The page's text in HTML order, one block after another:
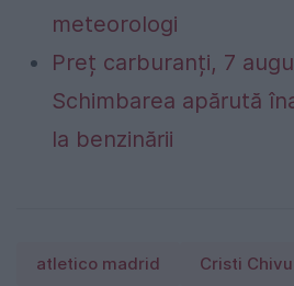
meteorologi
Preț carburanți, 7
Schimbarea apărută
la benzinării
atletico madrid Cristi Chivu